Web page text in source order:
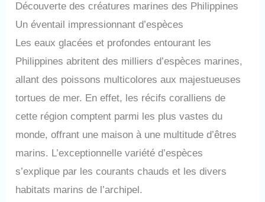
Découverte des créatures marines des Philippines
Un éventail impressionnant d’espèces
Les eaux glacées et profondes entourant les
Philippines abritent des milliers d’espèces marines,
allant des poissons multicolores aux majestueuses
tortues de mer. En effet, les récifs coralliens de
cette région comptent parmi les plus vastes du
monde, offrant une maison à une multitude d’êtres
marins. L’exceptionnelle variété d’espèces
s’explique par les courants chauds et les divers
habitats marins de l’archipel.